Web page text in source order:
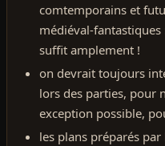
comtemporains et
médiéval-
suffit amplement !
on devrait toujours
lors des parties, pour
exception possible,
les plans préparés